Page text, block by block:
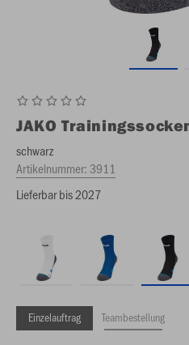
JAKO
schwarz
Artikelnummer:3911
Lieferbar bis 2027
Einzelauftrag Teambestellung